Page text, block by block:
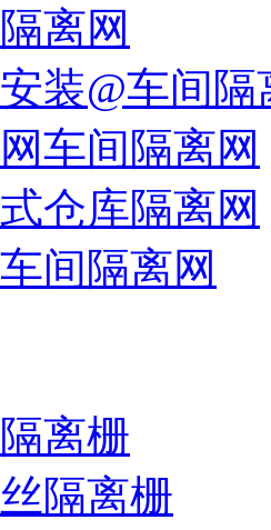
离网
装@车间隔
车间隔离网
仓库隔离网
间隔离网
离栅
隔离栅